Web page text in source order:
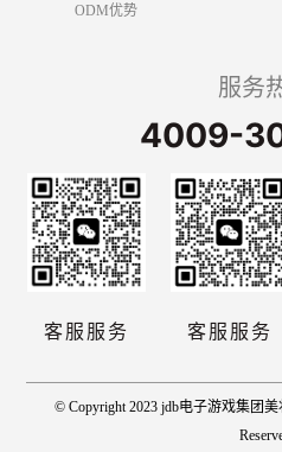
ODM优势
服务
4009-
客服服务 客服服务
© Copyright 2023 jdb电子游戏集团